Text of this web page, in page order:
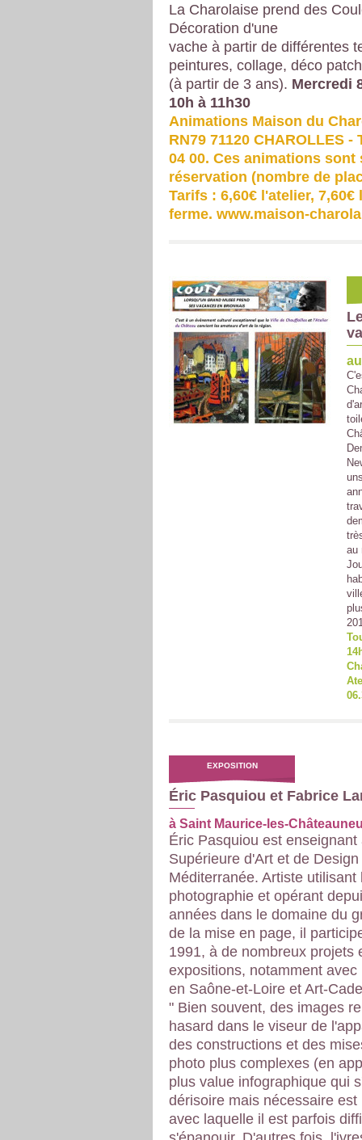
La Charolaise prend des
Décoration d'une
vache à partir de différentes
peintures, collage, déco
(à partir de 3 ans). Mercredi
10h à 11h30
Animations Maison du
RN79 71120 CHAROLLES -
04 00. Ces animations sont
réservation (nombre de
Tarifs : 6,60€ l'atelier, 7,60€
ferme. www.maison-
au
EXPOSITION
Éric Pasquiou et Fabrice
à Saint Maurice-les-
Éric Pasquiou est enseignant
Supérieure d'Art et de
Méditerranée. Artiste utilisant
photographie et opérant
années dans le domaine du
de la mise en page, il
1991, à de nombreux projets
expositions, notamment avec
en Saône-et-Loire et Art-
" Bien souvent, des images
hasard dans le viseur de
des constructions et des
photo plus complexes (en
plus value infographique qui
dérisoire mais nécessaire est
avec laquelle il est parfois